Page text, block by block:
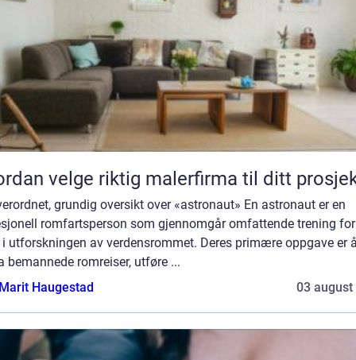
velge riktig malerfirma til ditt
grundig oversikt over «astronaut» En astronaut er en
romfartsperson som gjennomgår omfattende trening
utforskningen av verdensrommet. Deres primære oppgave er
bemannede romreiser, utføre ...
Haugestad
03 august